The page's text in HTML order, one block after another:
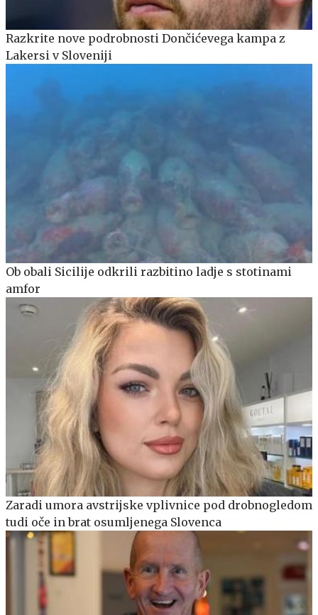
Razkrite nove podrobnosti Dončićevega kampa z
Lakersi v Sloveniji
Ob obali Sicilije odkrili razbitino ladje s stotinami
amfor
Zaradi umora avstrijske vplivnice pod drobnogledom
tudi oče in brat osumljenega Slovenca